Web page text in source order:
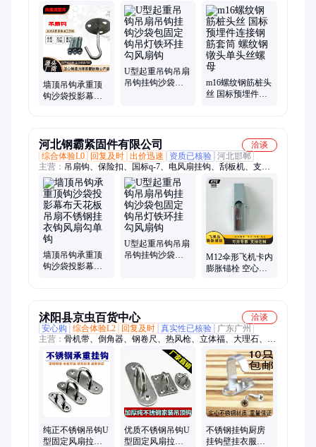
墙顶吊钩承重顶
钩沙袋投影幕布
U型起重吊钩吊扇
吊钩挂钩沙袋包
m16螺纹钢筋桩头
丝 国标预埋件连
河北钢霸紧固件有限公司
洽谈
综合体验L0
回复及时 出价迅速 资质已核验 河北邯郸
主营： 吊扇钩、保险扣、国标q-7、电风扇挂钩、刮板机、支撑
架、球形垫、钢结构、扣螺栓、35u型钢、干挂件、空心墙、元
宝丝、草帽垫、紧固件、管夹u卡、k板螺丝、t帽螺母、焊接挂
件、电力螺栓、非标螺丝、钢管扣件、装饰螺母、拉爆膨胀、高
铁螺栓、吊扇挂钩
墙顶吊钩承重顶
钩沙袋投影幕布
U型起重吊钩吊扇
吊钩挂钩沙袋包
M12伞形飞机卡内
膨胀锚栓 空心砖
沭阳县京虫百货中心
洽谈
安心购
综合体验L2 回复及时 真实性已核验
广东广州
主营： 骨机带、倒角器、钢卷尺、热风枪、立体福、大理石、煎
药壶、电扳手、锂电池、矫正器、木工刨、锯配件、雕刻机、对
联门、嵌甲矫、增氧管、瓦热熔、ppr水管、练习纸、照明灯、
气泡石、打磨机、开孔器、春联纸、机床灯
纯正不锈钢吊钩U
型固定风扇拉钩
优质不锈钢吊钩U
型固定风扇拉钩
不锈钢挂钩厨房
挂钩壁挂衣服风